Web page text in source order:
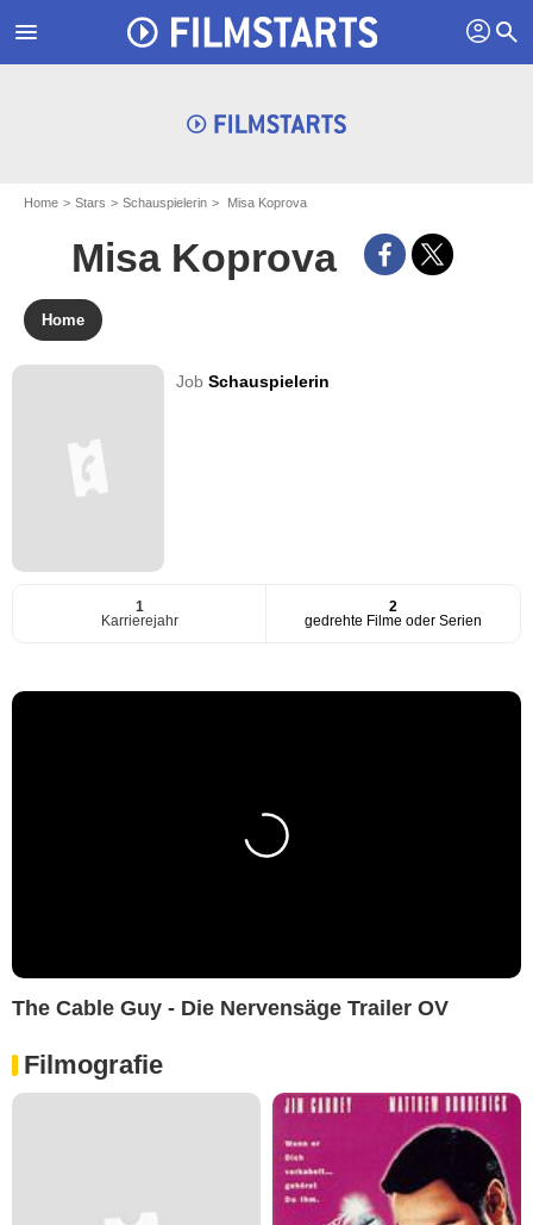
menu profil search
Home Stars Schauspielerin Misa Koprova
Misa Koprova
Home
JobSchauspielerin
1
Karrierejahr
2
gedrehte Filme oder Serien
The Cable Guy - Die Nervensäge Trailer OV
Filmografie